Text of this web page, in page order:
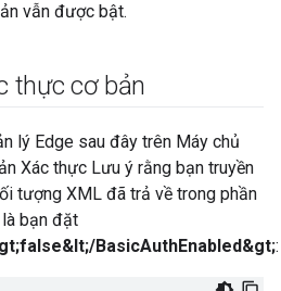
vẫn được bật.
thực cơ bản
lý Edge sau đây trên Máy chủ
Xác thực Lưu ý rằng bạn truyền
tượng XML đã trả về trong phần
bạn đặt
BasicAuthEnabled&gt;: